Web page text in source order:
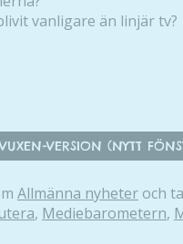
vanligare än linjär tv?
VERSION (NYTT
Allmänna nyheter och
, Mediebarometern,